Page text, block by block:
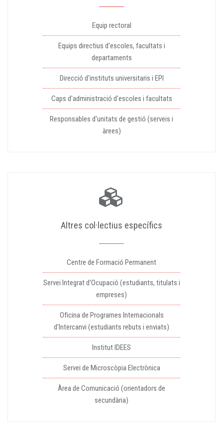
Equip rectoral
Equips directius d'escoles, facultats i
departaments
Direcció d'instituts universitaris i EPI
Caps d'administració d'escoles i facultats
Responsables d'unitats de gestió (serveis i
àrees)
Altres col·lectius específics
Centre de Formació Permanent
Servei Integrat d'Ocupació (estudiants, titulats i
empreses)
Oficina de Programes Internacionals
d'Intercanvi (estudiants rebuts i enviats)
Institut IDEES
Servei de Microscòpia Electrònica
Àrea de Comunicació (orientadors de
secundària)